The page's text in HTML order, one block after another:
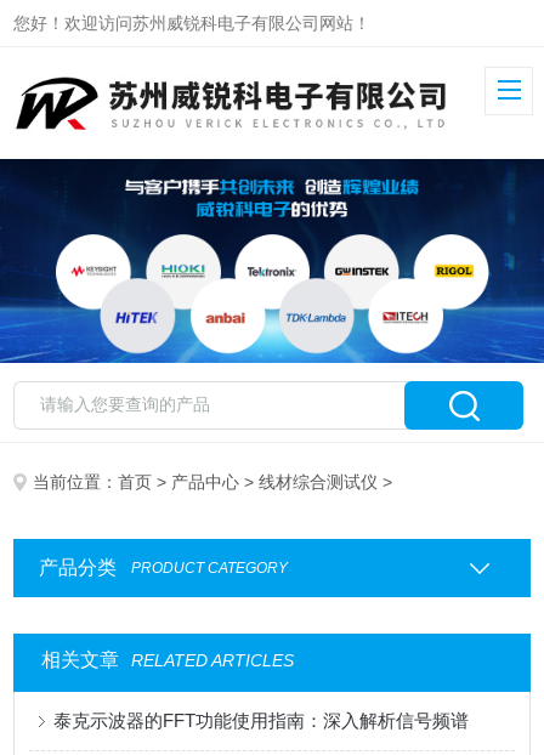
您好！欢迎访问苏州威锐科电子有限公司网站！
当前位置：首页 > 产品中心 >线材综合测试仪 >
产品分类 PRODUCT CATEGORY
相关文章 RELATED ARTICLES
泰克示波器的FFT功能使用指南：深入解析信号频谱